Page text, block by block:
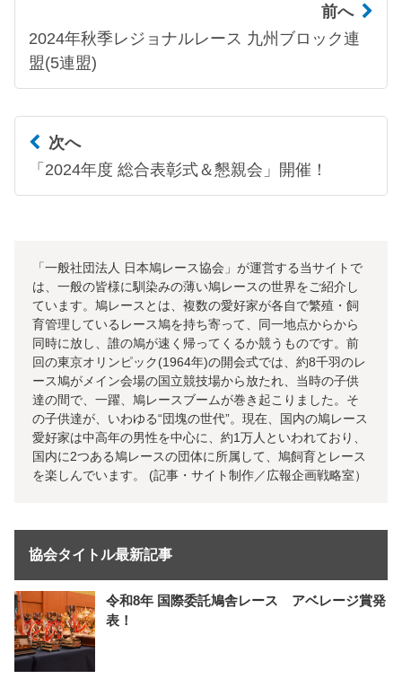
前へ
2024年秋季レジョナルレース 九州ブロック連
盟(5連盟)
次へ
「2024年度 総合表彰式＆懇親会」開催！
「一般社団法人 日本鳩レース協会」が運営する当サイトで
は、一般の皆様に馴染みの薄い鳩レースの世界をご紹介し
ています。鳩レースとは、複数の愛好家が各自で繁殖・飼
育管理しているレース鳩を持ち寄って、同一地点からから
同時に放し、誰の鳩が速く帰ってくるか競うものです。前
回の東京オリンピック(1964年)の開会式では、約8千羽のレ
ース鳩がメイン会場の国立競技場から放たれ、当時の子供
達の間で、一躍、鳩レースブームが巻き起こりました。そ
の子供達が、いわゆる“団塊の世代”。現在、国内の鳩レース
愛好家は中高年の男性を中心に、約1万人といわれており、
国内に2つある鳩レースの団体に所属して、鳩飼育とレース
を楽しんでいます。 (記事・サイト制作／広報企画戦略室）
協会タイトル最新記事
令和8年 国際委託鳩舎レース アベレージ賞発
表！